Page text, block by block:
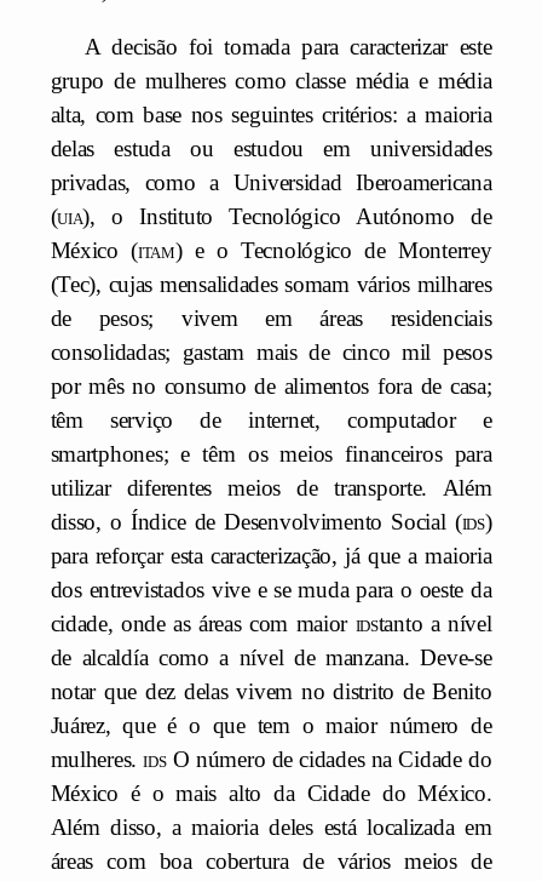
A decisão foi tomada para caracterizar este
grupo de mulheres como classe média e média
alta, com base nos seguintes critérios: a maioria
delas estuda ou estudou em universidades
privadas, como a Universidad Iberoamericana
(uia), o Instituto Tecnológico Autónomo de
México (itam) e o Tecnológico de Monterrey
(Tec), cujas mensalidades somam vários milhares
de pesos; vivem em áreas residenciais
consolidadas; gastam mais de cinco mil pesos
por mês no consumo de alimentos fora de casa;
têm serviço de internet, computador e
smartphones; e têm os meios financeiros para
utilizar diferentes meios de transporte. Além
disso, o Índice de Desenvolvimento Social (ids)
para reforçar esta caracterização, já que a maioria
dos entrevistados vive e se muda para o oeste da
cidade, onde as áreas com maior idstanto a nível
de alcaldía como a nível de manzana. Deve-se
notar que dez delas vivem no distrito de Benito
Juárez, que é o que tem o maior número de
mulheres.idsO número de cidades na Cidade do
México é o mais alto da Cidade do México.
Além disso, a maioria deles está localizada em
áreas com boa cobertura de vários meios de